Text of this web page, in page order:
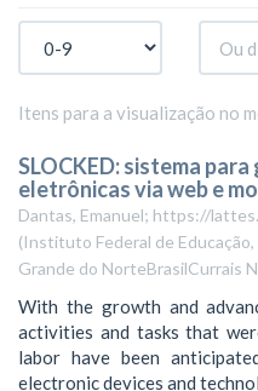
Itens para a visualização no
SLOCKED: sistema
eletrônicas via web e
Dantas, Emanuel; https://
(Instituto Federal de
Grande do NorteBrasilCurrais
With the growth and
activities and tasks that
labor have been
electronic devices and